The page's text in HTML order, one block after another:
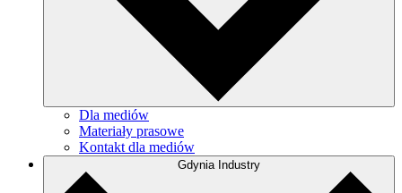
Dla mediów
Materiały prasowe
Kontakt dla mediów
Gdynia Industry